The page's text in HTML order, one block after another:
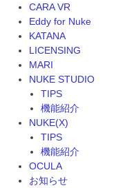
い
と
の
処
CARA VR
Eddy for Nuke
KATANA
LICENSING
MARI
NUKE STUDIO
TIPS
機能紹介
NUKE(X)
TIPS
機能紹介
OCULA
お知らせ